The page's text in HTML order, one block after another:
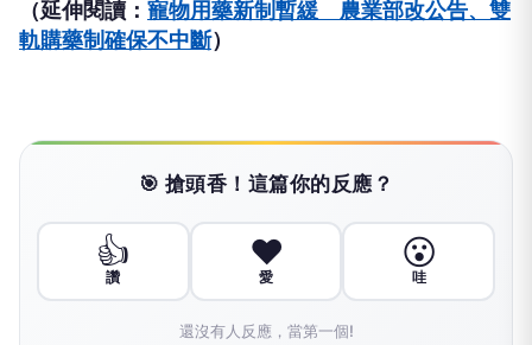
（延伸閱讀： 寵物用藥新制暫緩 農業部改公告、雙
軌購藥制確保不中斷）
🎯 搶頭香！這篇你的反應？
👍
讚
❤️
愛
😮
哇
還沒有人反應，當第一個!